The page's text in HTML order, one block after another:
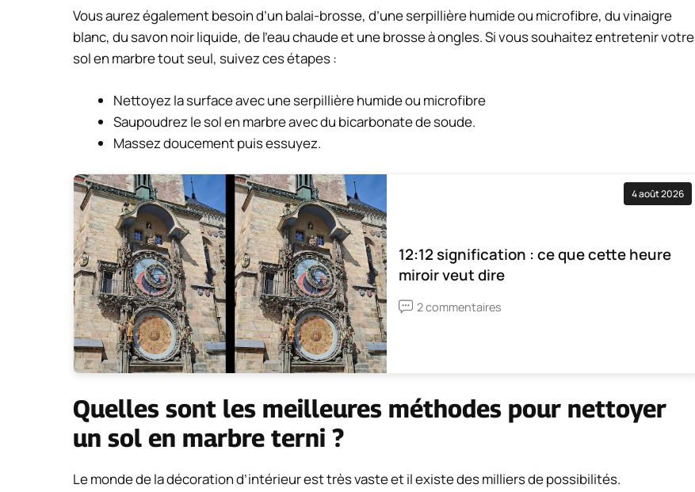
Vous aurez également besoin d’un balai-brosse, d’une serpillière humide ou microfibre, du vinaigre
blanc, du savon noir liquide, de l’eau chaude et une brosse à ongles. Si vous souhaitez entretenir votre
sol en marbre tout seul, suivez ces étapes :
Nettoyez la surface avec une serpillière humide ou microfibre
Saupoudrez le sol en marbre avec du bicarbonate de soude.
Massez doucement puis essuyez.
4 août 2026
12:12 signification : ce que cette heure
miroir veut dire
2 commentaires
Quelles sont les meilleures méthodes pour nettoyer
un sol en marbre terni ?
Le monde de la décoration d’intérieur est très vaste et il existe des milliers de possibilités.